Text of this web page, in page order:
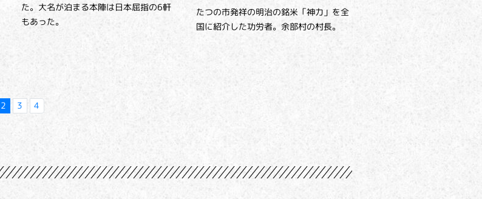
た。大名が泊まる本陣は日本屈指の6軒
もあった。
たつの市発祥の明治の銘米「神力」を全
国に紹介した功労者。余部村の村長。
2 3 4